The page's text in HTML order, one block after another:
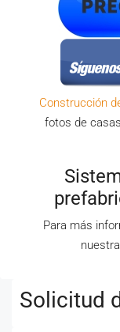
Construcción
fotos de
Para más
nuestra
Solicitud